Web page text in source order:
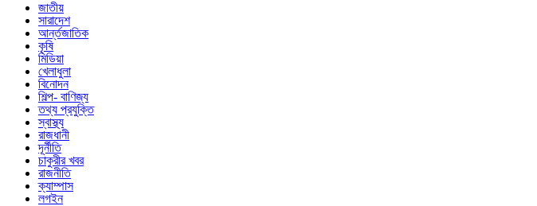
জাতীয়
সারাদেশ
আর্ন্তজাতিক
কৃষি
মিডিয়া
খেলাধুলা
বিনোদন
শিল্প- বাণিজ্য
তথ্য প্রযুক্তি
স্বাস্থ্য
রাজধানী
দূর্নীতি
চাকুরীর খবর
রাজনীতি
ক্যাম্পাস
লগইন